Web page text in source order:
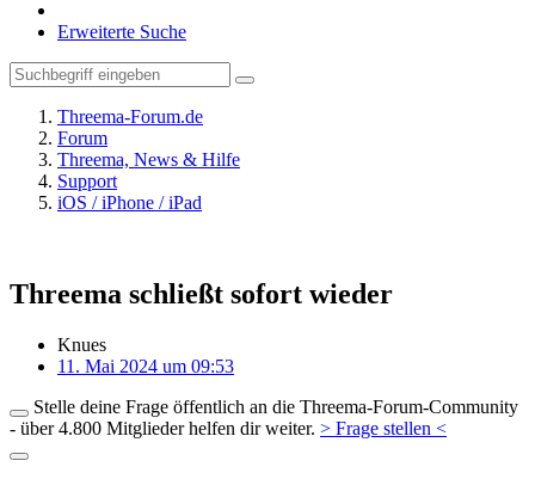
Erweiterte Suche
Threema-Forum.de
Forum
Threema, News & Hilfe
Support
iOS / iPhone / iPad
Threema schließt sofort wieder
Knues
11. Mai 2024 um 09:53
Stelle deine Frage öffentlich an die Threema-Forum-Community
- über 4.800 Mitglieder helfen dir weiter. > Frage stellen <